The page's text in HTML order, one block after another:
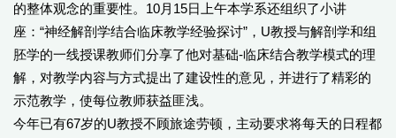
的整体观念的重要性。10月15日上午本学系还组织了小讲
座：“神经解剖学结合临床教学经验探讨”，U教授与解剖学和组
胚学的一线授课教师们分享了他对基础-临床结合教学模式的理
解，对教学内容与方式提出了建设性的意见，并进行了精彩的
示范教学，使每位教师获益匪浅。
今年已有67岁的U教授不顾旅途劳顿，主动要求将每天的日程都